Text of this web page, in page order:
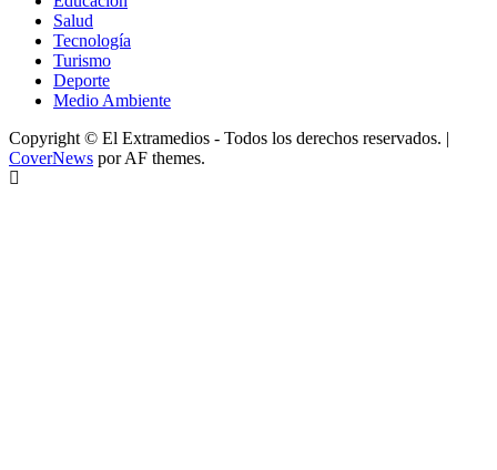
Salud
Tecnología
Turismo
Deporte
Medio Ambiente
Copyright © El Extramedios - Todos los derechos reservados. |
CoverNews por AF themes.